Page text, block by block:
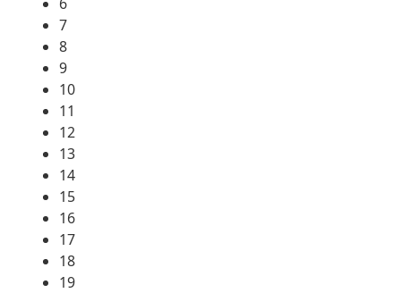
7
8
9
10
11
12
13
14
15
16
17
18
19